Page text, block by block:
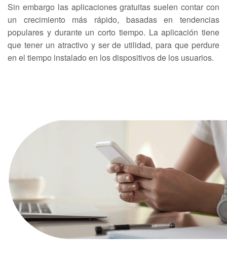
Sin embargo las aplicaciones gratuitas suelen contar con
un crecimiento más rápido, basadas en tendencias
populares y durante un corto tiempo. La aplicación tiene
que tener un atractivo y ser de utilidad, para que perdure
en el tiempo instalado en los dispositivos de los usuarios.